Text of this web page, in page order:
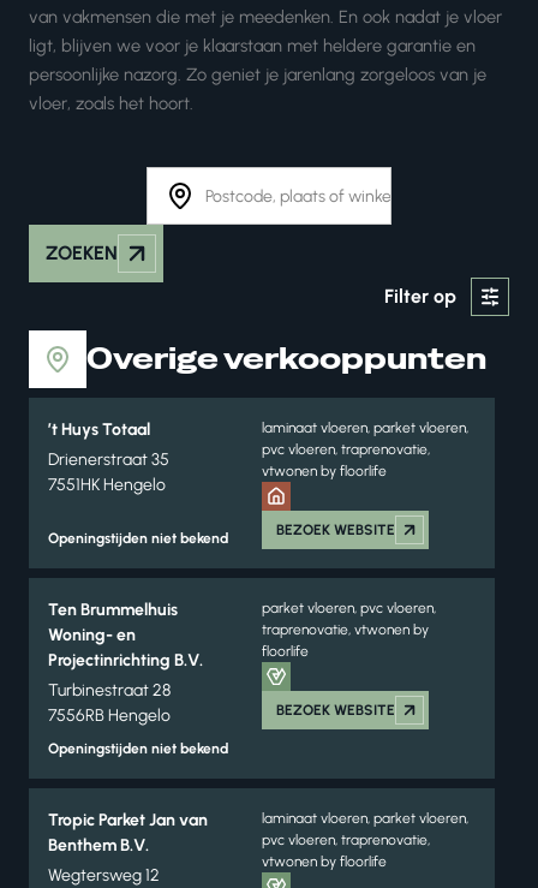
van vakmensen die met je meedenken. En ook nadat je vloer
ligt, blijven we voor je klaarstaan met heldere garantie en
persoonlijke nazorg. Zo geniet je jarenlang zorgeloos van je
vloer, zoals het hoort.
ZOEKEN
Filter op
Overige verkooppunten
’t Huys Totaal
Drienerstraat 35
7551HK Hengelo
Openingstijden niet bekend
laminaat vloeren, parket vloeren,
pvc vloeren, traprenovatie,
vtwonen by floorlife
BEZOEK WEBSITE
Ten Brummelhuis
Woning- en
Projectinrichting B.V.
Turbinestraat 28
7556RB Hengelo
Openingstijden niet bekend
parket vloeren, pvc vloeren,
traprenovatie, vtwonen by
floorlife
BEZOEK WEBSITE
Tropic Parket Jan van
Benthem B.V.
Wegtersweg 12
laminaat vloeren, parket vloeren,
pvc vloeren, traprenovatie,
vtwonen by floorlife